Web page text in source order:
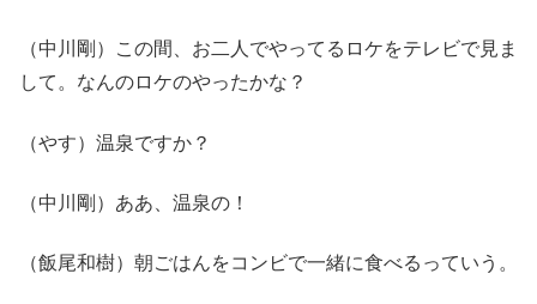
（中川剛）この間、お二人でやってるロケをテレビで見ま
して。なんのロケのやったかな？
（やす）温泉ですか？
（中川剛）ああ、温泉の！
（飯尾和樹）朝ごはんをコンビで一緒に食べるっていう。